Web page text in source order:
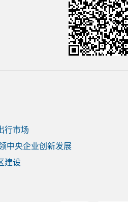
行市场
中央企业创新发展
建设